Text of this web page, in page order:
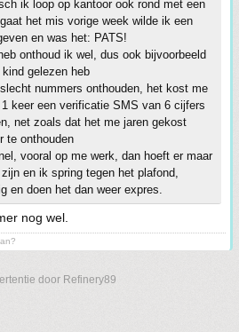
ik loop op kantoor ook rond met een
het mis vorige week wilde ik een
en was het: PATS!
onthoud ik wel, dus ook bijvoorbeeld
gelezen heb
nummers onthouden, het kost me
keer een verificatie SMS van 6 cijfers
net zoals dat het me jaren gekost
te onthouden
vooral op me werk, dan hoeft er maar
en ik spring tegen het plafond,
en doen het dan weer expres.
nog wel.
door Refinery89